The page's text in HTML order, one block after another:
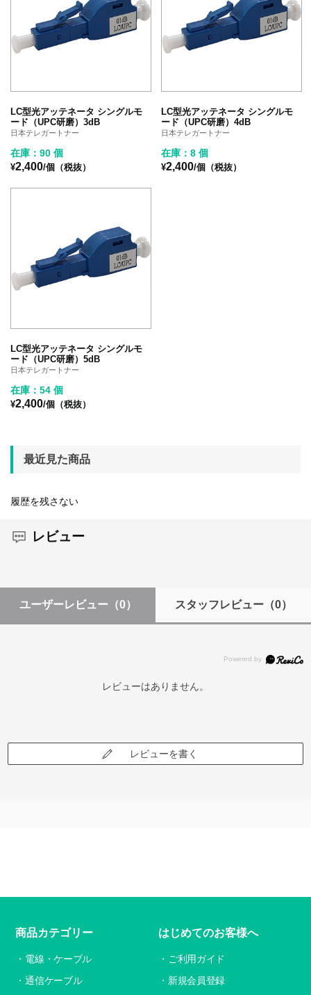
LC型光アッテネータ シングルモ
ード（UPC研磨）3dB
日本テレガートナー
在庫：90 個
¥2,400/個（税抜）
LC型光アッテネータ シングルモ
ード（UPC研磨）4dB
日本テレガートナー
在庫：8 個
¥2,400/個（税抜）
LC型光アッテネータ シングルモ
ード（UPC研磨）5dB
日本テレガートナー
在庫：54 個
¥2,400/個（税抜）
最近見た商品
履歴を残さない
レビュー
ユーザーレビュー （0） スタッフレビュー（0）
レビューはありません。
レビューを書く
商品カテゴリー
電線・ケーブル
通信ケーブル
はじめてのお客様へ
ご利用ガイド
新規会員登録